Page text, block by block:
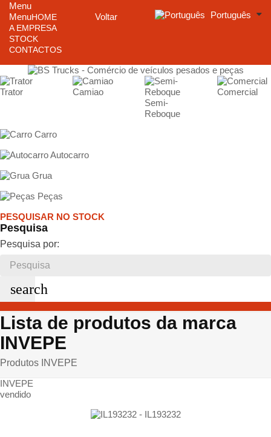
Menu
Menu
Voltar
HOME
A EMPRESA
STOCK
CONTACTOS
Português
Trator
Camiao
Semi-
Reboque
Comercial
Carro
Autocarro
Grua
Peças
PESQUISAR NO STOCK
Pesquisa
Pesquisa por:
search
Lista de produtos da marca
INVEPE
Produtos INVEPE
INVEPE
vendido